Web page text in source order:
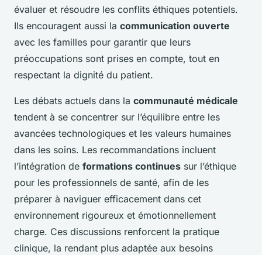
évaluer et résoudre les conflits éthiques potentiels.
Ils encouragent aussi la communication ouverte
avec les familles pour garantir que leurs
préoccupations sont prises en compte, tout en
respectant la dignité du patient.
Les débats actuels dans la communauté médicale
tendent à se concentrer sur l’équilibre entre les
avancées technologiques et les valeurs humaines
dans les soins. Les recommandations incluent
l’intégration de formations continues sur l’éthique
pour les professionnels de santé, afin de les
préparer à naviguer efficacement dans cet
environnement rigoureux et émotionnellement
charge. Ces discussions renforcent la pratique
clinique, la rendant plus adaptée aux besoins